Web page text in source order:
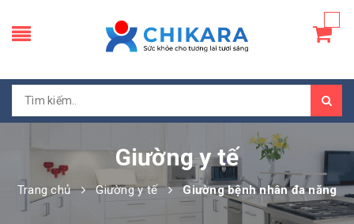
Giường y tế
Trang chủ Giường y tế Giường bệnh nhân đa năng